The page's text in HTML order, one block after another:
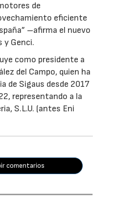
de
eficiente
–afirma el nuevo
y Genci.
como presidente a
del Campo, quien ha
de Sigaus desde 2017
representando a la
S.L.U. (antes Eni
comentarios